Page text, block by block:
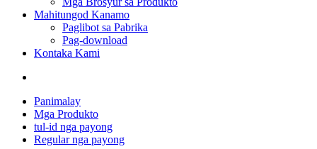
Mahitungod Kanamo
Paglibot sa Pabrika
Pag-download
Kontaka Kami
Panimalay
Mga Produkto
tul-id nga payong
Regular nga payong